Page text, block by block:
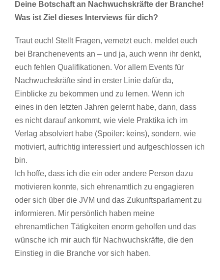
Deine Botschaft an Nachwuchskräfte der Branche!
Was ist Ziel dieses Interviews für dich?
Traut euch! Stellt Fragen, vernetzt euch, meldet euch
bei Branchenevents an – und ja, auch wenn ihr denkt,
euch fehlen Qualifikationen. Vor allem Events für
Nachwuchskräfte sind in erster Linie dafür da,
Einblicke zu bekommen und zu lernen. Wenn ich
eines in den letzten Jahren gelernt habe, dann, dass
es nicht darauf ankommt, wie viele Praktika ich im
Verlag absolviert habe (Spoiler: keins), sondern, wie
motiviert, aufrichtig interessiert und aufgeschlossen ich
bin.
Ich hoffe, dass ich die ein oder andere Person dazu
motivieren konnte, sich ehrenamtlich zu engagieren
oder sich über die JVM und das Zukunftsparlament zu
informieren. Mir persönlich haben meine
ehrenamtlichen Tätigkeiten enorm geholfen und das
wünsche ich mir auch für Nachwuchskräfte, die den
Einstieg in die Branche vor sich haben.